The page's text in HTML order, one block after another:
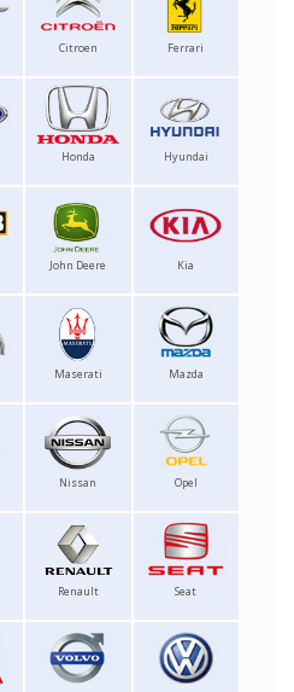
Citroen Ferrari
Honda Hyundai
John Deere Kia
Maserati Mazda
Nissan Opel
Renault Seat